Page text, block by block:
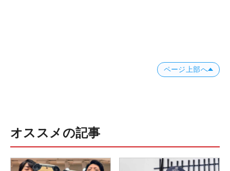
ページ上部へ
オススメの記事